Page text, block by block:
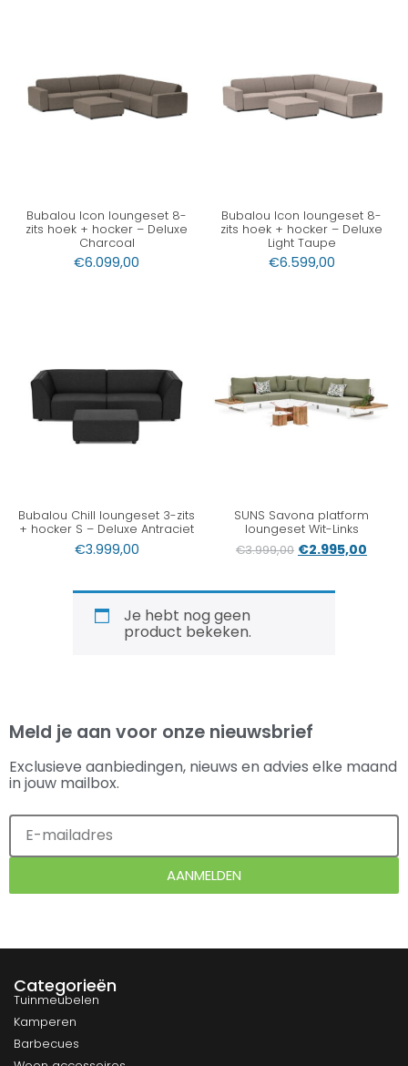
Bubalou Icon loungeset 8-
zits hoek + hocker – Deluxe
Charcoal
€6.099,00
Bubalou Icon loungeset 8-
zits hoek + hocker – Deluxe
Light Taupe
€6.599,00
Bubalou Chill loungeset 3-zits
+ hocker S – Deluxe Antraciet
€3.999,00
SUNS Savona platform
loungeset Wit-Links
€3.999,00 €2.995,00
Je hebt nog geen
product bekeken.
Meld je aan voor onze nieuwsbrief
Exclusieve aanbiedingen, nieuws en advies elke maand
in jouw mailbox.
AANMELDEN
Categorieën
Tuinmeubelen
Kamperen
Barbecues